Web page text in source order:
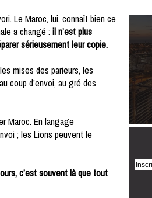
Le Maroc, lui, connaît bien ce
a changé :il n’est plus
sérieusement leur copie.
mises des parieurs, les
coup d’envoi, au gré des
Maroc. En langage
; les Lions peuvent le
c’est souvent là que tout